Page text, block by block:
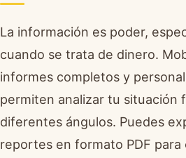
La información es poder,
cuando se trata de dinero.
informes completos y
permiten analizar tu situación
diferentes ángulos. Puedes
reportes en formato PDF